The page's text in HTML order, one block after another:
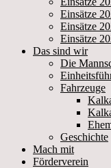
Einsätze
Einsätze
Einsätze
Das sind wir
Die
Fahrzeuge
Geschichte
Mach mit
Förderverein